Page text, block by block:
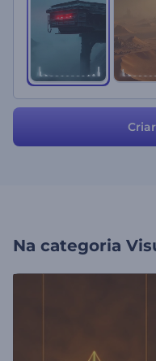
Na categoria